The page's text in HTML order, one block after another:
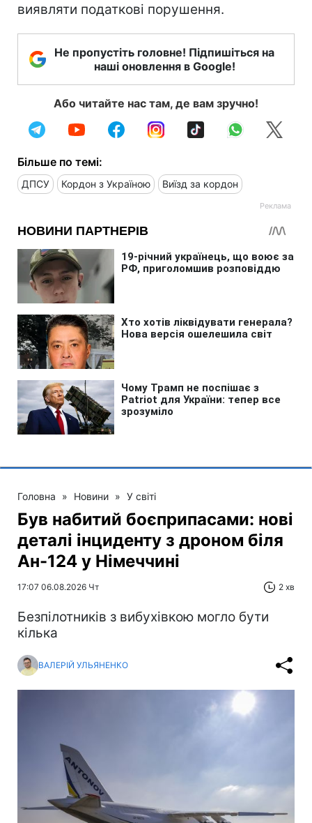
виявляти податкові порушення.
Не пропустіть головне! Підпишіться на
наші оновлення в Google!
Або читайте нас там, де вам зручно!
Більше по темі:
ДПСУ Кордон з Україною Виїзд за кордон
Головна » Новини » У світі
Був набитий боєприпасами: нові
деталі інциденту з дроном біля
Ан-124 у Німеччині
17:07 06.08.2026 Чт 2 хв
Безпілотників з вибухівкою могло бути
кілька
ВАЛЕРІЙ УЛЬЯНЕНКО